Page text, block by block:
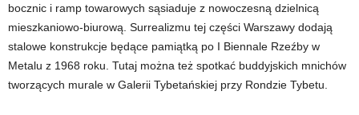
bocznic i ramp towarowych sąsiaduje z nowoczesną dzielnicą
mieszkaniowo-biurową. Surrealizmu tej części Warszawy dodają
stalowe konstrukcje będące pamiątką po I Biennale Rzeźby w
Metalu z 1968 roku. Tutaj można też spotkać buddyjskich mnichów
tworzących murale w Galerii Tybetańskiej przy Rondzie Tybetu.